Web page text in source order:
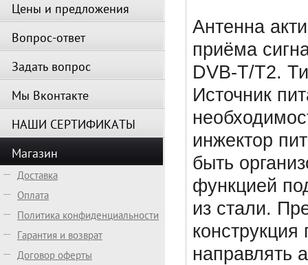
Антенна
приёма
DVB-T/T2.
Источник
инжектор
быть
функцией
из стали.
конструкция
направлять
Цены и предложения
Вопрос-ответ
Задать вопрос
Мы Вконтакте
НАШИ СЕРТИФИКАТЫ
Магазин
Доставка
Оплата
Политика конфиденциальности
Гарантия и возврат
Договор оферты